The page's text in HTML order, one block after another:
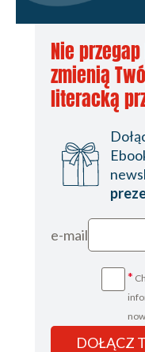
Nie
zmienią
literacką
e-mail
*
DOŁĄCZ